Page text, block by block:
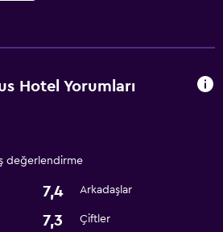
Hotel Yorumları
değerlendirme
7,4 Arkadaşlar
7,3 Çiftler